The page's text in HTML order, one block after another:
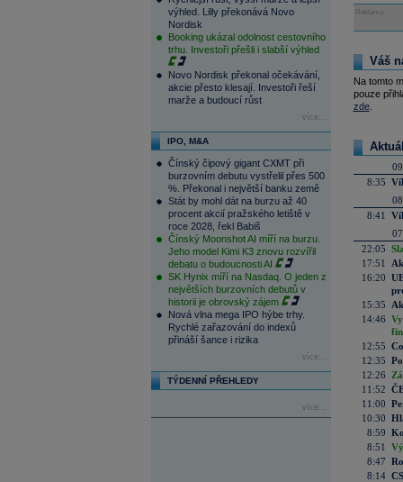
výhled. Lilly překonává Novo
Nordisk
Booking ukázal odolnost cestovního
trhu. Investoři přešli i slabší výhled
Novo Nordisk překonal očekávání,
akcie přesto klesají. Investoři řeší
marže a budoucí růst
více...
IPO, M&A
Čínský čipový gigant CXMT při
burzovním debutu vystřelil přes 500
%. Překonal i největší banku země
Stát by mohl dát na burzu až 40
procent akcií pražského letiště v
roce 2028, řekl Babiš
Čínský Moonshot AI míří na burzu.
Jeho model Kimi K3 znovu rozvířil
debatu o budoucnosti AI
SK Hynix míří na Nasdaq. O jeden z
největších burzovních debutů v
historii je obrovský zájem
Nová vlna mega IPO hýbe trhy.
Rychlé zařazování do indexů
přináší šance i rizika
více...
TÝDENNÍ PŘEHLEDY
více...
Reklama
Váš
Na tomto
pouze
zde.
8:35
8:41
22:05
17:51
16:20
15:35
14:46
12:55
12:35
12:26
11:52
11:00
10:30
8:59
8:51
8:47
8:14